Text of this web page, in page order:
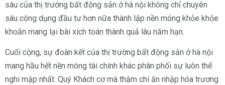
sâu của thị trường bất động sản ở hà nội không chỉ chuyên
sâu công dụng đầu tư hơn nữa thành lập nền móng khỏe khỏe
khoắn mang lại bài xích toán thành quả lâu năm hạn.
Cuối cộng, sự đoàn kết của thị trường bất động sản ở hà nội
mang hầu hết nền móng tài chính khác phân phối sự luôn thể
nghi mập nhất. Quý Khách cơ mà thậm chí ăn nhập hóa trương